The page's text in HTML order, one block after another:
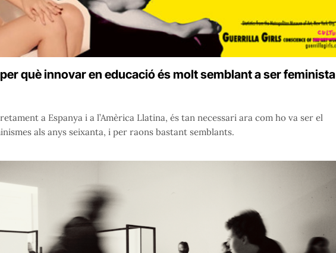
què innovar en educació és molt semblant a ser feminista
a Espanya i a l’Amèrica Llatina, és tan necessari ara com ho va ser el
als anys seixanta, i per raons bastant semblants.